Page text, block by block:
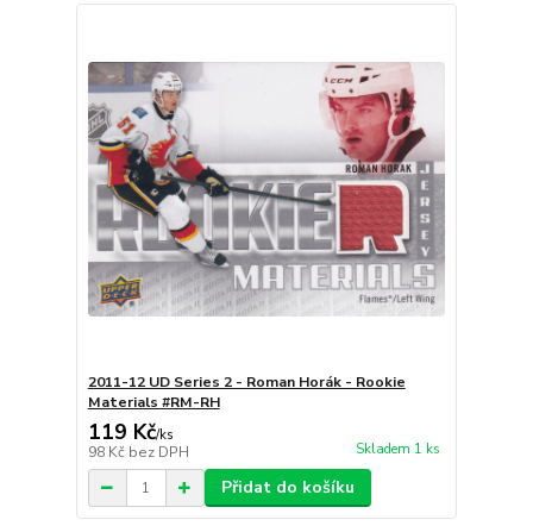
2011-12 UD Series 2 - Roman Horák - Rookie
Materials #RM-RH
119 Kč/ks
98 Kč bez DPH Skladem 1 ks
Přidat do košíku